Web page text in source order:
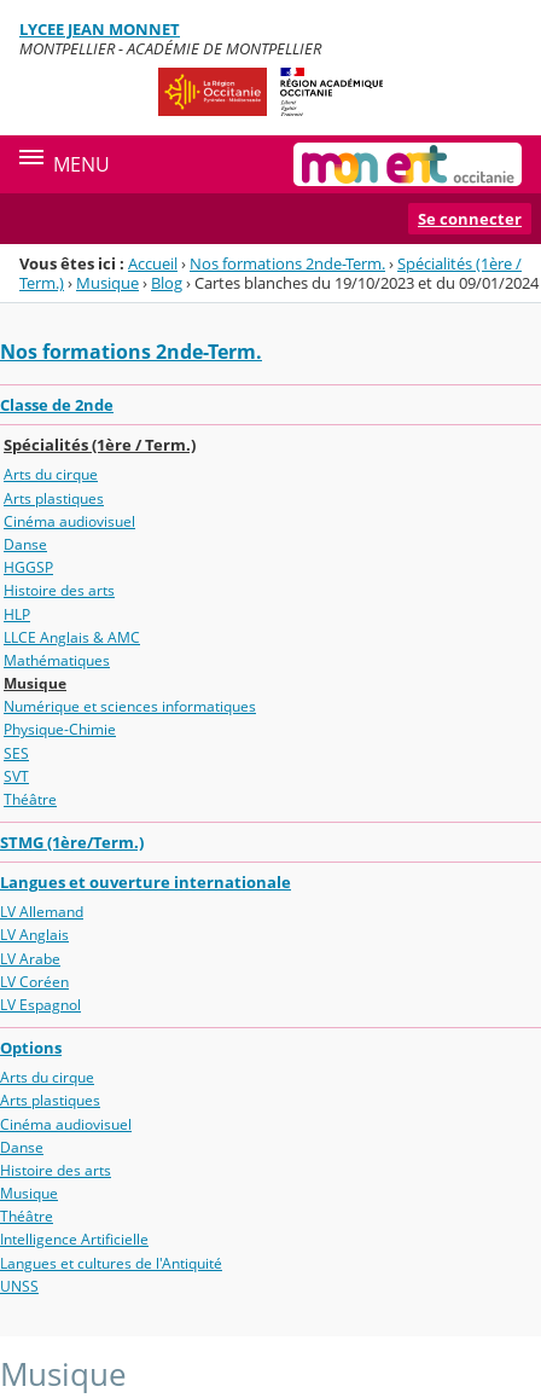
Menu de la rubrique
Contenu
LYCEE JEAN MONNET
MONTPELLIER - ACADÉMIE DE MONTPELLIER
MENU
Se connecter
Vous êtes ici : Accueil› Nos formations 2nde-Term.›Spécialités (1ère /
Term.)› Musique› Blog›Cartes blanches du 19/10/2023 et du 09/01/2024
Nos formations 2nde-Term.
Classe de 2nde
Spécialités (1ère / Term.)
Arts du cirque
Arts plastiques
Cinéma audiovisuel
Danse
HGGSP
Histoire des arts
HLP
LLCE Anglais & AMC
Mathématiques
Musique
Numérique et sciences informatiques
Physique-Chimie
SES
SVT
Théâtre
STMG (1ère/Term.)
Langues et ouverture internationale
LV Allemand
LV Anglais
LV Arabe
LV Coréen
LV Espagnol
Options
Arts du cirque
Arts plastiques
Cinéma audiovisuel
Danse
Histoire des arts
Musique
Théâtre
Intelligence Artificielle
Langues et cultures de l'Antiquité
UNSS
Musique